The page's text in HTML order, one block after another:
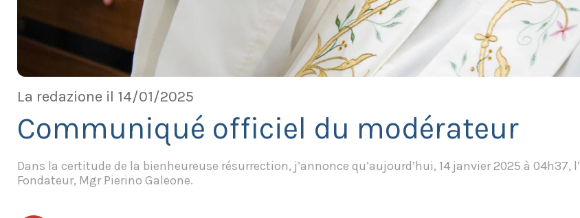
La redazione il 14/01/2025
Communiqué officiel du modérateur
Dans la certitude de la bienheureuse résurrection, j’annonce qu’aujourd’hui, 14 janvier 2025 à 04h37,
Fondateur, Mgr Pierino Galeone.